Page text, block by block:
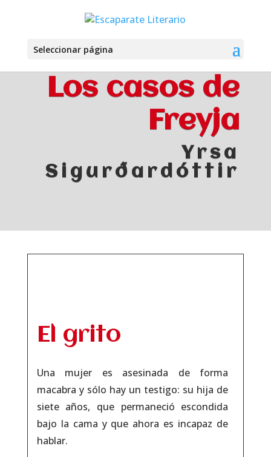
Seleccionar página
Los casos de
Freyja
Yrsa
Sigurðardóttir
El grito
Una mujer es asesinada de forma
macabra y sólo hay un testigo: su hija de
siete años, que permaneció escondida
bajo la cama y que ahora es incapaz de
hablar.